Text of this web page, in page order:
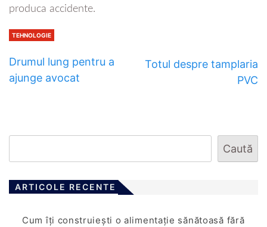
produca accidente.
TEHNOLOGIE
Drumul lung pentru a
ajunge avocat
Totul despre tamplaria
PVC
Caută
ARTICOLE RECENTE
Cum îți construiești o alimentație sănătoasă fără